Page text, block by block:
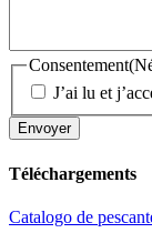
Consentement
J’ai lu et
Téléchargements
Catalogo de